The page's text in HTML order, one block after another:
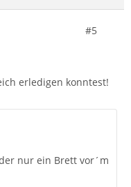
#5
erledigen konntest!
nur ein Brett vor´m